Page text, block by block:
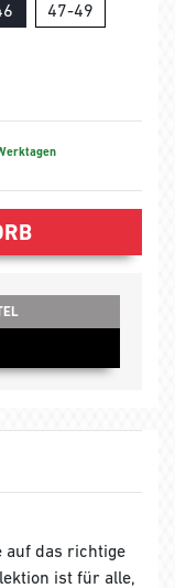
47-49
auf das richtige
ist für alle,